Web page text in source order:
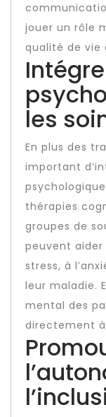
jouer un rôle
qualité de vie
les
En plus des
important
thérapies
groupes de
peuvent
stress, à
leur maladie.
mental des
directement